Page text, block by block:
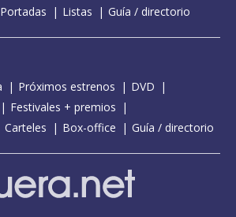
Portadas Listas Guía / directorio
Próximos estrenos
DVD
Festivales + premios
Carteles Box-office Guía / directorio